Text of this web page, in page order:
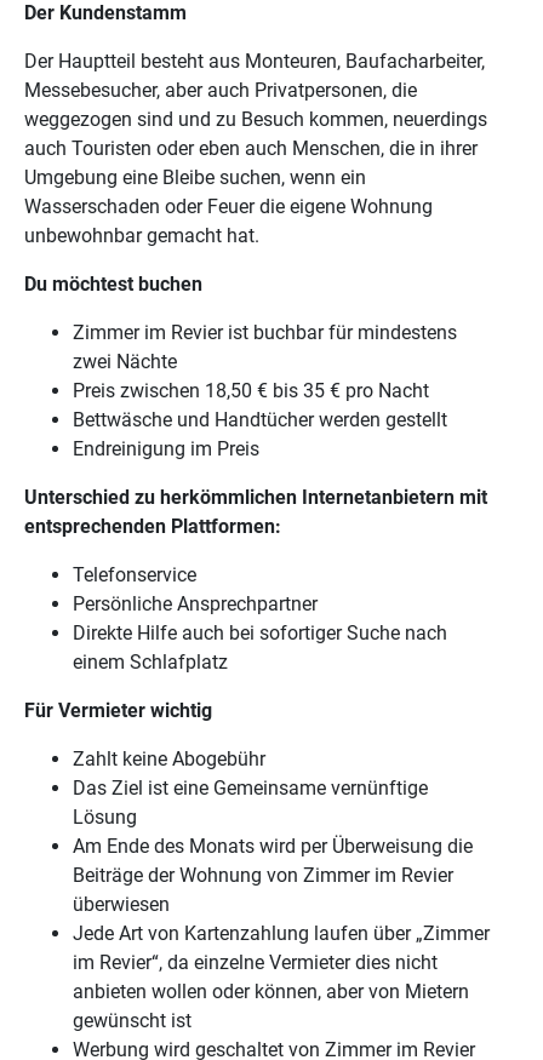
Der Kundenstamm
Der Hauptteil besteht aus Monteuren, Baufacharbeiter,
Messebesucher, aber auch Privatpersonen, die
weggezogen sind und zu Besuch kommen, neuerdings
auch Touristen oder eben auch Menschen, die in ihrer
Umgebung eine Bleibe suchen, wenn ein
Wasserschaden oder Feuer die eigene Wohnung
unbewohnbar gemacht hat.
Du möchtest buchen
Zimmer im Revier ist buchbar für mindestens
zwei Nächte
Preis zwischen 18,50 € bis 35 € pro Nacht
Bettwäsche und Handtücher werden gestellt
Endreinigung im Preis
Unterschied zu herkömmlichen Internetanbietern mit
entsprechenden Plattformen:
Telefonservice
Persönliche Ansprechpartner
Direkte Hilfe auch bei sofortiger Suche nach
einem Schlafplatz
Für Vermieter wichtig
Zahlt keine Abogebühr
Das Ziel ist eine Gemeinsame vernünftige
Lösung
Am Ende des Monats wird per Überweisung die
Beiträge der Wohnung von Zimmer im Revier
überwiesen
Jede Art von Kartenzahlung laufen über „Zimmer
im Revier“, da einzelne Vermieter dies nicht
anbieten wollen oder können, aber von Mietern
gewünscht ist
Werbung wird geschaltet von Zimmer im Revier